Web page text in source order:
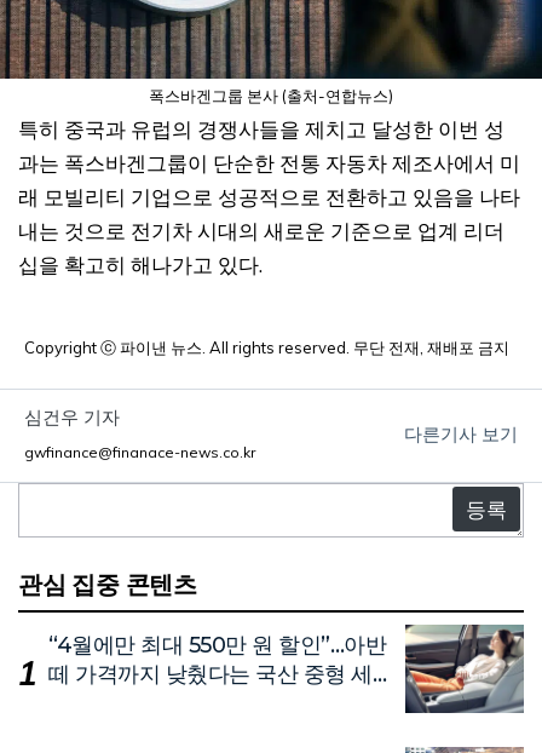
폭스바겐그룹 본사 (출처-연합뉴스)
특히 중국과 유럽의 경쟁사들을 제치고 달성한 이번 성
과는 폭스바겐그룹이 단순한 전통 자동차 제조사에서 미
래 모빌리티 기업으로 성공적으로 전환하고 있음을 나타
내는 것으로 전기차 시대의 새로운 기준으로 업계 리더
십을 확고히 해나가고 있다.
Copyright ⓒ 파이낸 뉴스. All rights reserved. 무단 전재, 재배포 금지
심건우 기자
gwfinance@finanace-news.co.kr
다른기사 보기
글
관심 집중 콘텐츠
“4월에만 최대 550만 원 할인”…아반
떼 가격까지 낮췄다는 국산 중형 세